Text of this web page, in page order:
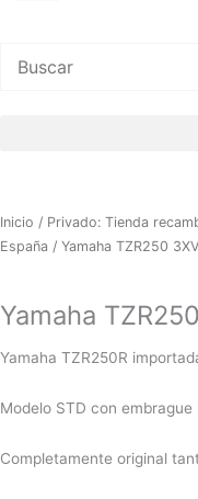
k
Inicio / Privado: Tienda
España / Yamaha TZR250 3XV
Yamaha
Yamaha TZR250R
Modelo STD con embrague
Completamente original